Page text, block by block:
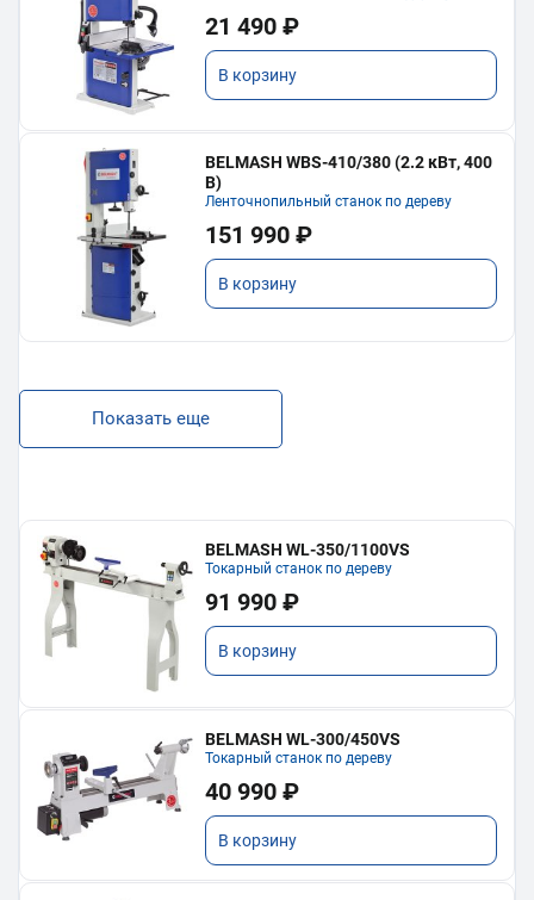
21 490 ₽
В корзину
BELMASH WBS-410/380 (2.2 кВт, 400
В)
Ленточнопильный станок по дереву
151 990 ₽
В корзину
Показать еще
BELMASH WL-350/1100VS
Токарный станок по дереву
91 990 ₽
В корзину
BELMASH WL-300/450VS
Токарный станок по дереву
40 990 ₽
В корзину